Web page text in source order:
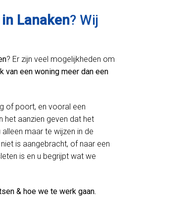
Lanaken? Wij
? Er zijn veel mogelijkheden om
van een woning meer dan een
of poort, en vooral een
het aanzien geven dat het
maar te wijzen in de
is aangebracht, of naar een
is en u begrijpt wat we
& hoe we te werk gaan.